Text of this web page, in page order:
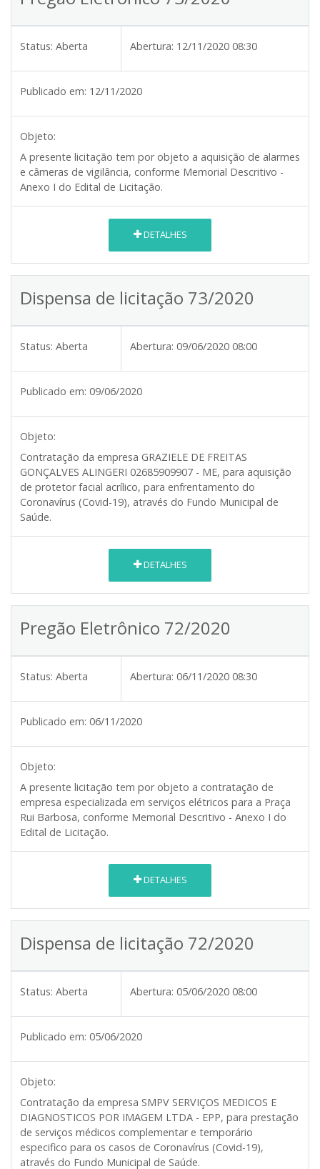
Status: Aberta Abertura: 12/11/2020 08:30
Publicado em: 12/11/2020
Objeto:
A presente licitação tem por objeto a aquisição de alarmes
e câmeras de vigilância, conforme Memorial Descritivo -
Anexo I do Edital de Licitação.
DETALHES
Dispensa de licitação 73/2020
Status: Aberta Abertura: 09/06/2020 08:00
Publicado em: 09/06/2020
Objeto:
Contratação da empresa GRAZIELE DE FREITAS
GONÇALVES ALINGERI 02685909907 - ME, para aquisição
de protetor facial acrílico, para enfrentamento do
Coronavírus (Covid-19), através do Fundo Municipal de
Saúde.
DETALHES
Pregão Eletrônico 72/2020
Status: Aberta Abertura: 06/11/2020 08:30
Publicado em: 06/11/2020
Objeto:
A presente licitação tem por objeto a contratação de
empresa especializada em serviços elétricos para a Praça
Rui Barbosa, conforme Memorial Descritivo - Anexo I do
Edital de Licitação.
DETALHES
Dispensa de licitação 72/2020
Status: Aberta Abertura: 05/06/2020 08:00
Publicado em: 05/06/2020
Objeto:
Contratação da empresa SMPV SERVIÇOS MEDICOS E
DIAGNOSTICOS POR IMAGEM LTDA - EPP, para prestação
de serviços médicos complementar e temporário
especifico para os casos de Coronavírus (Covid-19),
através do Fundo Municipal de Saúde.